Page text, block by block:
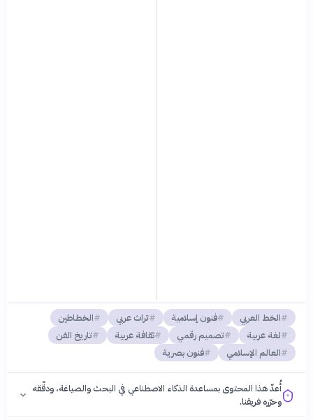
الخط العربي فنون إسلامية تراث عربي
الخطاطين
لغة عربية
تصميم رقمي ثقافة عربية
تاريخ الفن
العالم الإسلامي
فنون بصرية
أُعدّ هذا المحتوى بمساعدة الذكاء الاصطناعي في البحث والصياغة، ودقّقه
وحرّره فريقنا.